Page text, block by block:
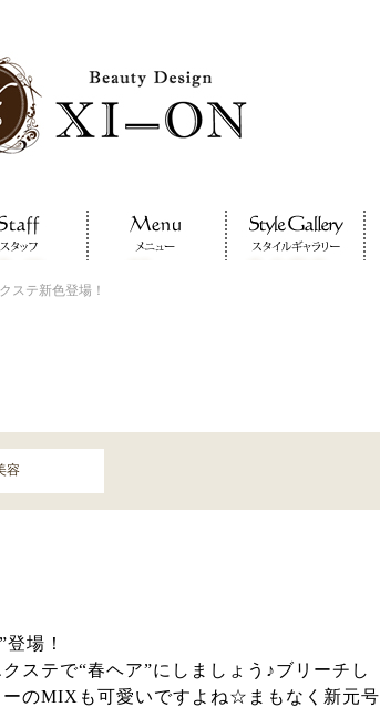
ステ新色登場！
容
場！
ステで“春ヘア”にしましょう♪ブリーチし
のMIXも可愛いですよね☆まもなく新元号